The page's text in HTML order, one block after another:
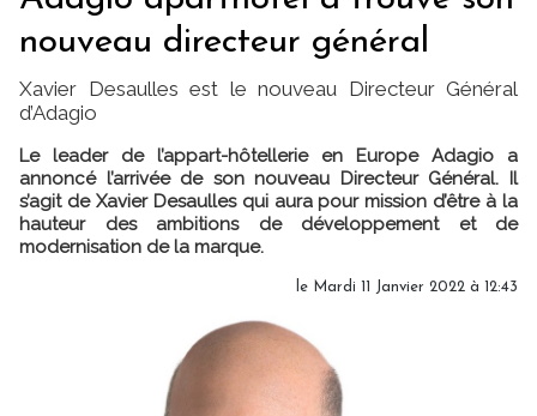
nouveau directeur général
Xavier Desaulles est le nouveau Directeur Général
d’Adagio
Le leader de l’appart-hôtellerie en Europe Adagio a
annoncé l’arrivée de son nouveau Directeur Général. Il
s’agit de Xavier Desaulles qui aura pour mission d’être à la
hauteur des ambitions de développement et de
modernisation de la marque.
le Mardi 11 Janvier 2022 à 12:43